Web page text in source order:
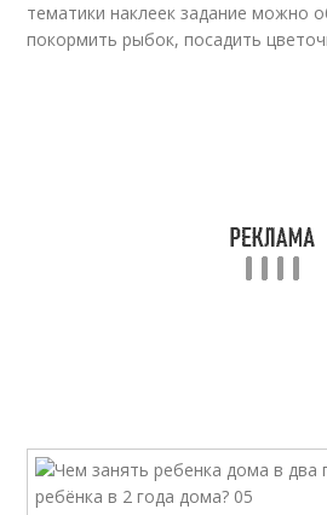
тематики наклеек задание можно
покормить рыбок, посадить